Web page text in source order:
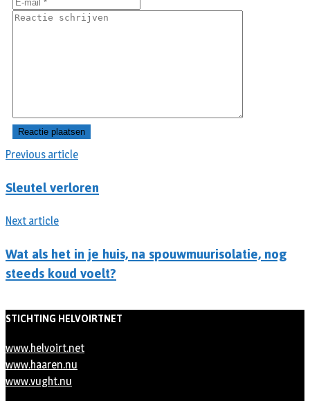
Previous article
Sleutel verloren
Next article
Wat als het in je huis, na spouwmuurisolatie, nog
steeds koud voelt?
STICHTING HELVOIRTNET
www.helvoirt.net
www.haaren.nu
www.vught.nu